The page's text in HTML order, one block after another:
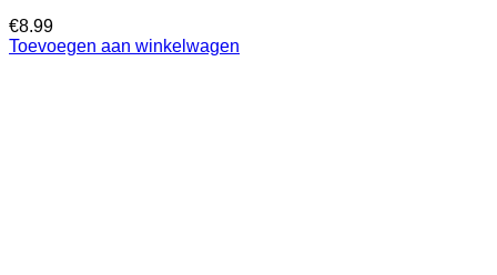
€8.99
Toevoegen aan winkelwagen